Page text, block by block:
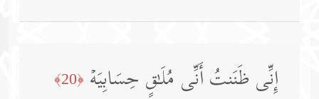
إِنِّی ظَنَنتُ أَنِّی مُلَـٰقٍ حِسَابِیَهۡ ﴿20﴾